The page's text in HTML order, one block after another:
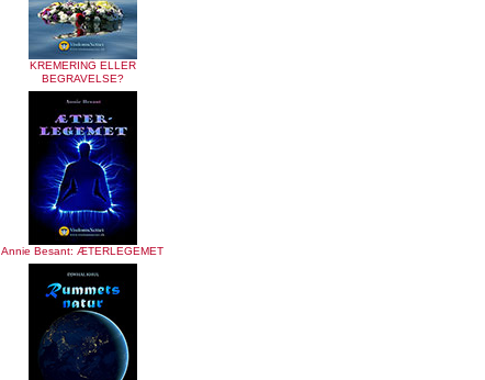
KREMERING ELLER
BEGRAVELSE?
Annie Besant: ÆTERLEGEMET